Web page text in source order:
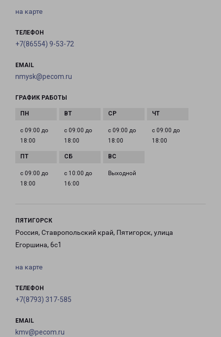
на карте
ТЕЛЕФОН
+7(86554) 9-53-72
EMAIL
nmysk@pecom.ru
ГРАФИК РАБОТЫ
с 09:00 до
18:00
с 09:00 до
18:00
с 09:00 до
18:00
с 09:00 до
18:00
с 09:00 до
18:00
с 10:00 до
16:00
Выходной
ПЯТИГОРСК
Россия, Ставропольский край, Пятигорск, улица
Егоршина, 6с1
на карте
ТЕЛЕФОН
+7(8793) 317-585
EMAIL
kmv@pecom.ru